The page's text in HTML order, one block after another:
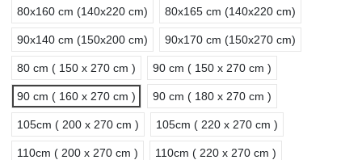
80x160 cm (140x220 cm) 80x165 cm (140x220 cm)
90x140 cm (150x200 cm) 90x170 cm (150x270 cm)
80 cm ( 150 x 270 cm ) 90 cm ( 150 x 270 cm )
90 cm ( 160 x 270 cm ) 90 cm ( 180 x 270 cm )
105cm ( 200 x 270 cm ) 105cm ( 220 x 270 cm )
110cm ( 200 x 270 cm ) 110cm ( 220 x 270 cm )